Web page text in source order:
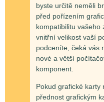
byste určitě neměli
před pořízením
kompatibilitu
vnitřní velikost vaší
podceníte, čeká vás
nové a větší
komponent.
Pokud grafické karty
přednost grafickým